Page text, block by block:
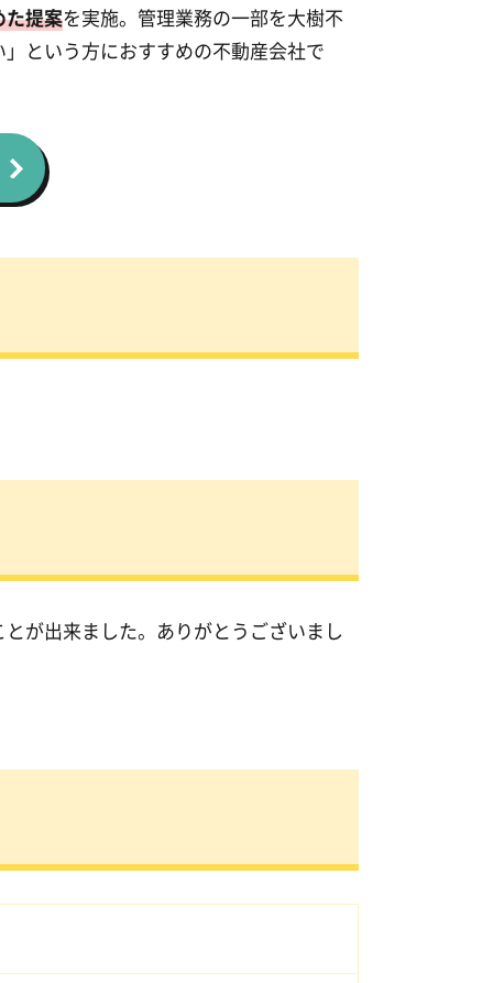
た提案を実施。管理業務の一部を大樹不
という方におすすめの不動産会社で
が出来ました。ありがとうございまし